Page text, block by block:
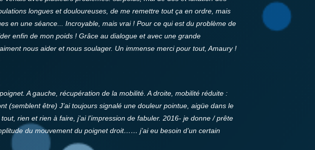
longues et douloureuses, de me remettre tout ça en ordre, mais
en une séance... Incroyable, mais vrai ! Pour ce qui est du problème de
enfin de mon poids ! Grâce au dialogue et avec une grande
nous aider et nous soulager. Un immense merci pour tout, Amaury !
A gauche, récupération de la mobilité. A droite, mobilité réduite :
(semblent être) J’ai toujours signalé une douleur pointue, aigüe dans le
rien et rien à faire, j’ai l’impression de fabuler. 2016- je donne / prête
du mouvement du poignet droit…… j’ai eu besoin d’un certain